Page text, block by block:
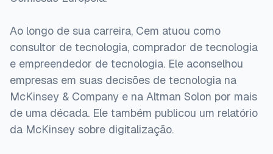
Ao longo de sua carreira, Cem atuou como
consultor de tecnologia, comprador de tecnologia
e empreendedor de tecnologia. Ele aconselhou
empresas em suas decisões de tecnologia na
McKinsey & Company e na Altman Solon por mais
de uma década. Ele também publicou um relatório
da McKinsey sobre digitalização.